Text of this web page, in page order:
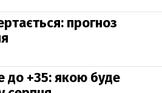
прогноз
до +35: якою буде